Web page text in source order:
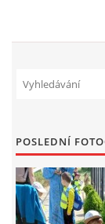
POSLEDNÍ